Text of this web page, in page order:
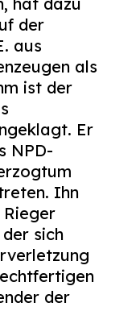
der
aus
als
ist der
Er
NPD-
Ihn
sich
der